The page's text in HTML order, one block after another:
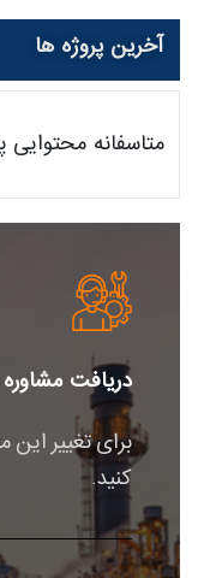
آخرین پروژه ها
متاسفانه محتوایی
دریافت مشاوره
برای تغییر
کنید.